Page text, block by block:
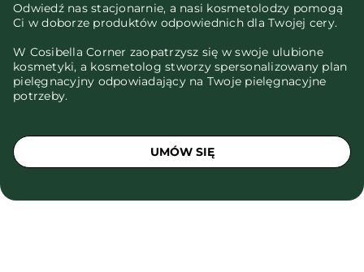
Odwiedź nas stacjonarnie, a nasi kosmetolodzy pomogą
Ci w doborze produktów odpowiednich dla Twojej cery.
W Cosibella Corner zaopatrzysz się w swoje ulubione
kosmetyki, a kosmetolog stworzy spersonalizowany plan
pielęgnacyjny odpowiadający na Twoje pielęgnacyjne
potrzeby.
UMÓW SIĘ